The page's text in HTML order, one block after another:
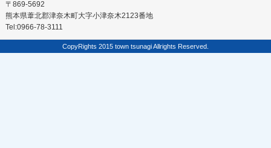
〒869-5692
熊本県葦北郡津奈木町大字小津奈木2123番地
Tel:0966-78-3111
CopyRights 2015 town tsunagi Allrights Reserved.